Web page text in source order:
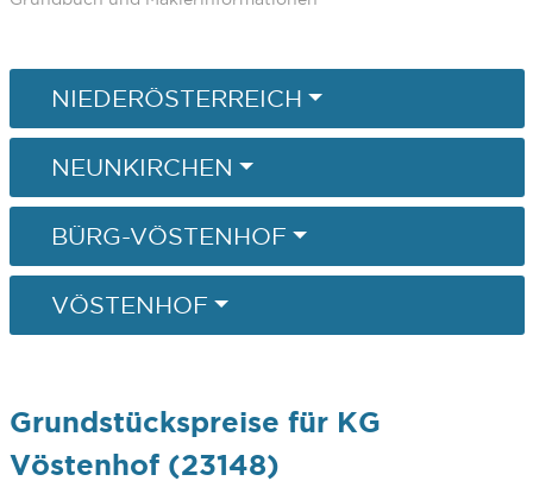
NIEDERÖSTERREICH
NEUNKIRCHEN
BÜRG-VÖSTENHOF
VÖSTENHOF
Grundstückspreise für KG
Vöstenhof (23148)